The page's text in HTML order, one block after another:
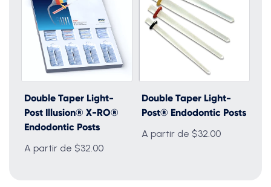
Double Taper Light-
Post Illusion® X-RO®
Endodontic Posts
A partir de $32.00
Double Taper Light-
Post® Endodontic Posts
A partir de $32.00